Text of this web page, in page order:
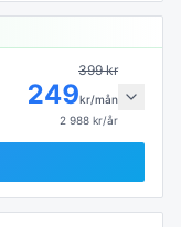
399kr
249kr/mån
2 988 kr/år